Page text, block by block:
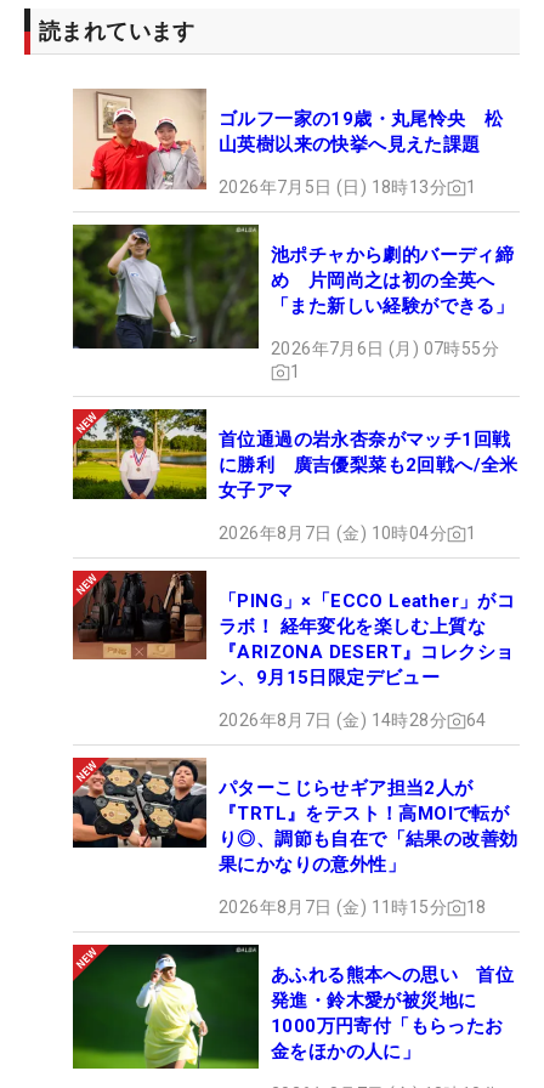
読まれています
ゴルフ一家の19歳・丸尾怜央 松
山英樹以来の快挙へ見えた課題
2026年7月5日 (日) 18時13分 1
池ポチャから劇的バーディ締
め 片岡尚之は初の全英へ
「また新しい経験ができる」
2026年7月6日 (月) 07時55分
1
首位通過の岩永杏奈がマッチ1回戦
に勝利 廣吉優梨菜も2回戦へ/全米
女子アマ
2026年8月7日 (金) 10時04分 1
「PING」×「ECCO Leather」がコ
ラボ！ 経年変化を楽しむ上質な
『ARIZONA DESERT』コレクショ
ン、9月15日限定デビュー
2026年8月7日 (金) 14時28分 64
パターこじらせギア担当2人が
『TRTL』をテスト！高MOIで転が
り◎、調節も自在で「結果の改善効
果にかなりの意外性」
2026年8月7日 (金) 11時15分 18
あふれる熊本への思い 首位
発進・鈴木愛が被災地に
1000万円寄付「もらったお
金をほかの人に」